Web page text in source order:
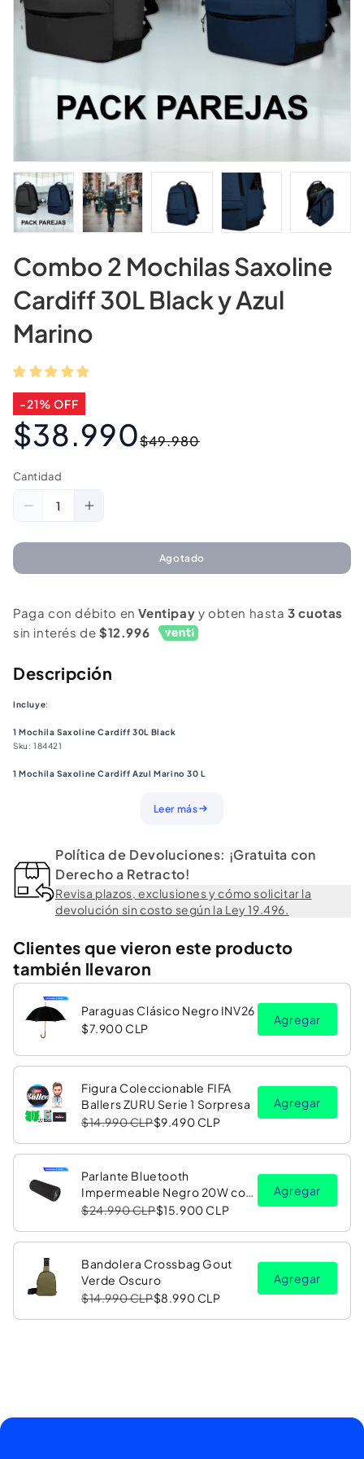
Combo 2 Mochilas Saxoline
Cardiff 30L Black y Azul
Marino
-21% OFF
$49.980
$38.990
Cantidad
Cantidad
Reducir
cantidad
Mochilas
Cardiff
Black
y
Marino
Aumentar
cantidad
2
Mochilas
Cardiff
y
Marino
Agotado
Paga con débito enVentipay y obten hasta3 cuotas
sin interés de $12.996
Descripción
Incluye:
1 Mochila Saxoline Cardiff 30L Black
Sku: 184421
1 Mochila Saxoline Cardiff Azul Marino 30 L
Mochila de 30 litros con compartimento principal y bolsillos frontales para
Ficha Técnica:
Marca: Saxoline
Color: Azul Marino
Capacidad: 30 LTS
*Algunas imágenes son ilustrativas y fueron generadas con IA; el producto
real corresponde a la descripción y especificaciones.
Leer más
Política de Devoluciones: ¡Gratuita con
Derecho a Retracto!
Revisa plazos, exclusiones y cómo solicitar la
devolución sin costo según la Ley 19.496.
Clientes que vieron este producto
también llevaron
Paraguas Clásico Negro INV26
$7.900 CLP
Agregar
Figura Coleccionable FIFA
Ballers ZURU Serie 1 Sorpresa
$14.990 CLP$9.490 CLP
Agregar
Parlante Bluetooth
Impermeable Negro 20W con
Luz LED RGB PV26 Copec
$24.990 CLP$15.900 CLP
Agregar
Bandolera Crossbag Gout
Verde Oscuro
$14.990 CLP$8.990 CLP
Agregar